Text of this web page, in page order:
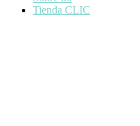
Tienda CLIC